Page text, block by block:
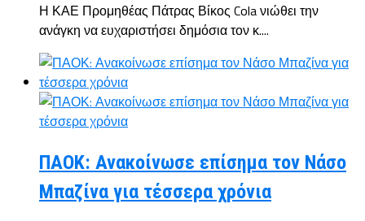
Η ΚΑΕ Προμηθέας Πάτρας Βίκος Cola νιώθει την
ανάγκη να ευχαριστήσει δημόσια τον κ....
ΠΑΟΚ: Ανακοίνωσε επίσημα τον Νάσο
Μπαζίνα για τέσσερα χρόνια